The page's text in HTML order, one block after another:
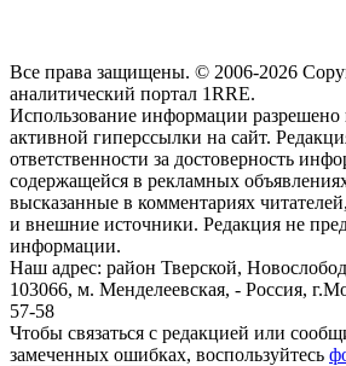
Все права защищены. © 2006-2026
аналитический портал 1RRE.
Использование информации
активной гиперссылки на сайт.
ответственности за достоверность
содержащейся в рекламных
высказанные в комментариях
и внешние источники. Редакция не
информации.
Наш адрес: район Тверской,
103066, м. Менделеевская, - Россия,
57-58
Чтобы связаться с редакцией или
замеченных ошибках, воспользуйтесь